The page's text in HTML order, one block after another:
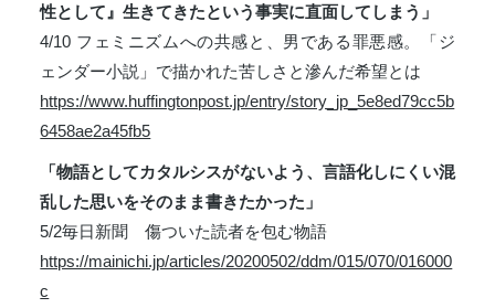
性として』生きてきたという事実に直面してしまう」
4/10 フェミニズムへの共感と、男である罪悪感。「ジ
ェンダー小説」で描かれた苦しさと滲んだ希望とは
https://www.huffingtonpost.jp/entry/story_jp_5e8ed79cc5b
6458ae2a45fb5
「物語としてカタルシスがないよう、言語化しにくい混
乱した思いをそのまま書きたかった」
5/2毎日新聞 傷ついた読者を包む物語
https://mainichi.jp/articles/20200502/ddm/015/070/016000
c